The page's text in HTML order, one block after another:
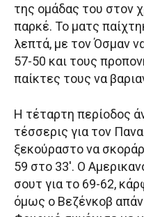
της ομάδας του στον
παρκέ. Το ματς
λεπτά, με τον Όσμαν
57-50 και τους
παίκτες τους να
Η τέταρτη περίοδος
τέσσερις για τον
ξεκούραστο να
59 στο 33′. Ο
σουτ για το 69-62,
όμως ο Βεζένκοβ